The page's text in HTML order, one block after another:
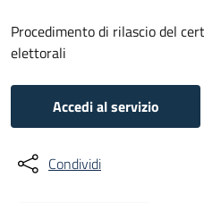
Procedimento di rilascio del
elettorali
Accedi al servizio
Condividi